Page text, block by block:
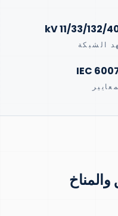
11/33/132/400
الشبكة
IEC